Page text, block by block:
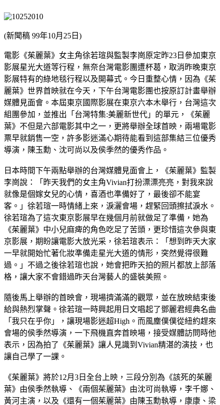
(新聞稿 99年10月25日)
電影《茱麗葉》女主角徐若瑄與監製李崗原定昨23日參加東京
影展星光大道等行程，無奈台灣電影團遭杯葛，取消昨晚東京
影展特有的綠地毯行程以及開幕式。今日重整心情，因為《茱
麗葉》世界首映就在今天，下午台灣電影團也按原訂計畫舉辦
媒體見面會。本屆東京國際影展在東京六本木舉行，台灣這次
組團參加，並推出「台灣特集:美麗新世代」的單元，《茱麗
葉》不但是六部電影其中之一，更將舉辦全球首映，兩場電影
票早就銷售一空，許多影迷滿心期待能看到這部集結三位優秀
導演，陳玉勳、沈可尚以及侯季然的優秀作品。
日本時間下午兩點舉辦的台灣媒體見面會上，《茱麗葉》監製
李崗說：「昨天我們的女主角Vivian打扮漂漂亮亮，對我來說
就像是個嫁女兒的心情，喜酒也準備好了，最後卻不能宴
客。」徐若瑄一時情緒上來，淚灑會場，趕緊回頭擦拭淚水。
徐若瑄為了這次東京影展早在幾個月前就做足了準備，她為
《茱麗葉》中小兒麻痺的角色吃足了苦頭，更珍惜這次參與東
京影展，期盼讓電影大放光采，徐若瑄表示：「想到昨天大家
一早就開始忙著化妝準備走星光大道的情形，突然覺得很難
過。」不過之後徐若瑄也說，她會把昨天拍的照片都放上部落
格，讓大家不會錯過昨天台灣藝人的盛裝美照。
隨後馬上舉辦的首映會，現場擠滿滿的觀眾，並在放映結束後
給與熱烈掌聲。徐若瑄一時興起用日文唱起了鄧麗君經典名曲
「我只在乎你」，讓現場影迷超High。而風塵僕僕從紐約趕來
會場的侯季然導演，一下飛機直奔首映場，接受媒體訪問時他
表示，因為拍了《茱麗葉》讓人見識到Vivian精湛的演技，也
讓自己學了一課。
《茱麗葉》將於12月3日全台上映，三段分別為《該死的茱麗
葉》由侯季然執導、《兩個茱麗葉》由沈可尚執導，李千娜、
黃河主演，以及《還有一個茱麗葉》由陳玉勳執導，康康、梁